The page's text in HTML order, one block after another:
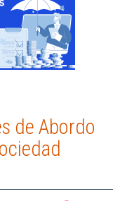
de Abordo